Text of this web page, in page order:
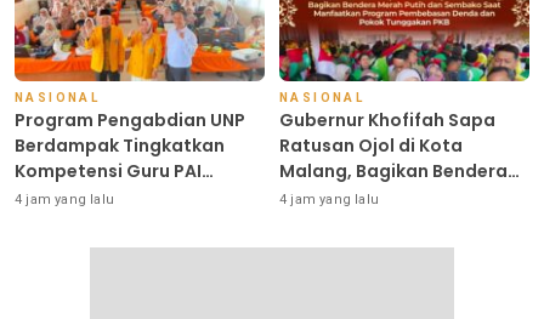
NASIONAL
Program Pengabdian UNP
Berdampak Tingkatkan
Kompetensi Guru PAI
melalui AI dan Digital
4 jam yang lalu
NASIONAL
Gubernur Khofifah Sapa
Ratusan Ojol di Kota
Malang, Bagikan Bendera
Merah Putih dan Sembako
PKB
4 jam yang lalu